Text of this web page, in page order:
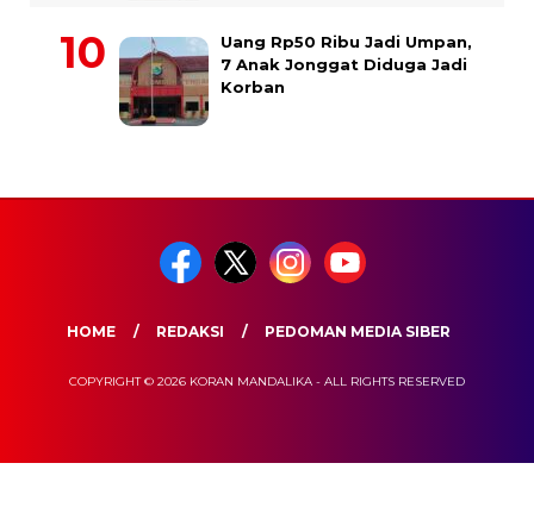
Uang Rp50 Ribu Jadi Umpan,
7 Anak Jonggat Diduga Jadi
Korban
HOME REDAKSI PEDOMAN MEDIA SIBER
COPYRIGHT © 2026 KORAN MANDALIKA - ALL RIGHTS RESERVED